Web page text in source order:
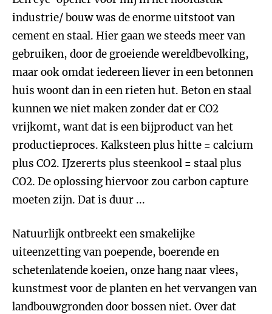
industrie/ bouw was de enorme uitstoot van
cement en staal. Hier gaan we steeds meer van
gebruiken, door de groeiende wereldbevolking,
maar ook omdat iedereen liever in een betonnen
huis woont dan in een rieten hut. Beton en staal
kunnen we niet maken zonder dat er CO2
vrijkomt, want dat is een bijproduct van het
productieproces. Kalksteen plus hitte = calcium
plus CO2. IJzererts plus steenkool = staal plus
CO2. De oplossing hiervoor zou carbon capture
moeten zijn. Dat is duur ...
Natuurlijk ontbreekt een smakelijke
uiteenzetting van poepende, boerende en
schetenlatende koeien, onze hang naar vlees,
kunstmest voor de planten en het vervangen van
landbouwgronden door bossen niet. Over dat